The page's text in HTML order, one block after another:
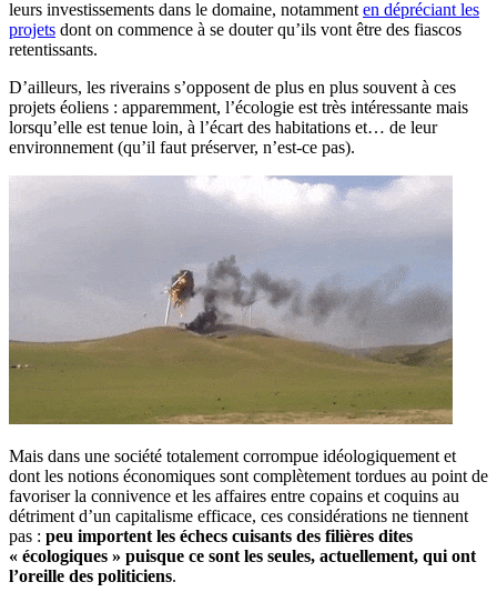
leurs investissements dans le domaine, notamment en dépréciant les
projets dont on commence à se douter qu’ils vont être des fiascos
retentissants.
D’ailleurs, les riverains s’opposent de plus en plus souvent à ces
projets éoliens : apparemment, l’écologie est très intéressante mais
lorsqu’elle est tenue loin, à l’écart des habitations et… de leur
environnement (qu’il faut préserver, n’est-ce pas).
Mais dans une société totalement corrompue idéologiquement et
dont les notions économiques sont complètement tordues au point de
favoriser la connivence et les affaires entre copains et coquins au
détriment d’un capitalisme efficace, ces considérations ne tiennent
pas : peu importent les échecs cuisants des filières dites
« écologiques » puisque ce sont les seules, actuellement, qui ont
l’oreille des politiciens.